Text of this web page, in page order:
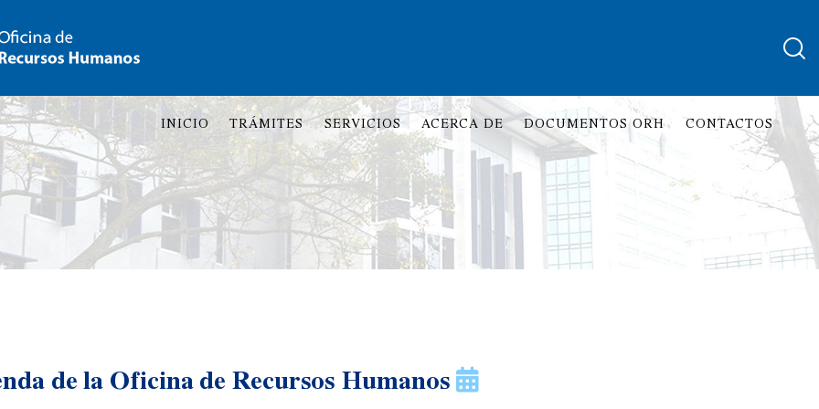
INICIO TRÁMITES SERVICIOS ACERCA DE DOCUMENTOS ORH CONTACTOS
de la Oficina de Recursos Humanos